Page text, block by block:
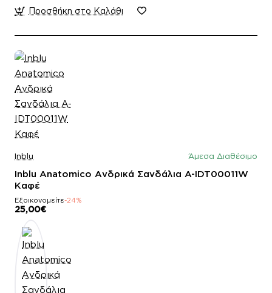
Προσθήκη στο Καλάθι
Inblu Άμεσα Διαθέσιμο
Inblu Anatomico Ανδρικά Σανδάλια A-IDT00011W
Καφέ
Εξοικονομείτε-24%
25,00€